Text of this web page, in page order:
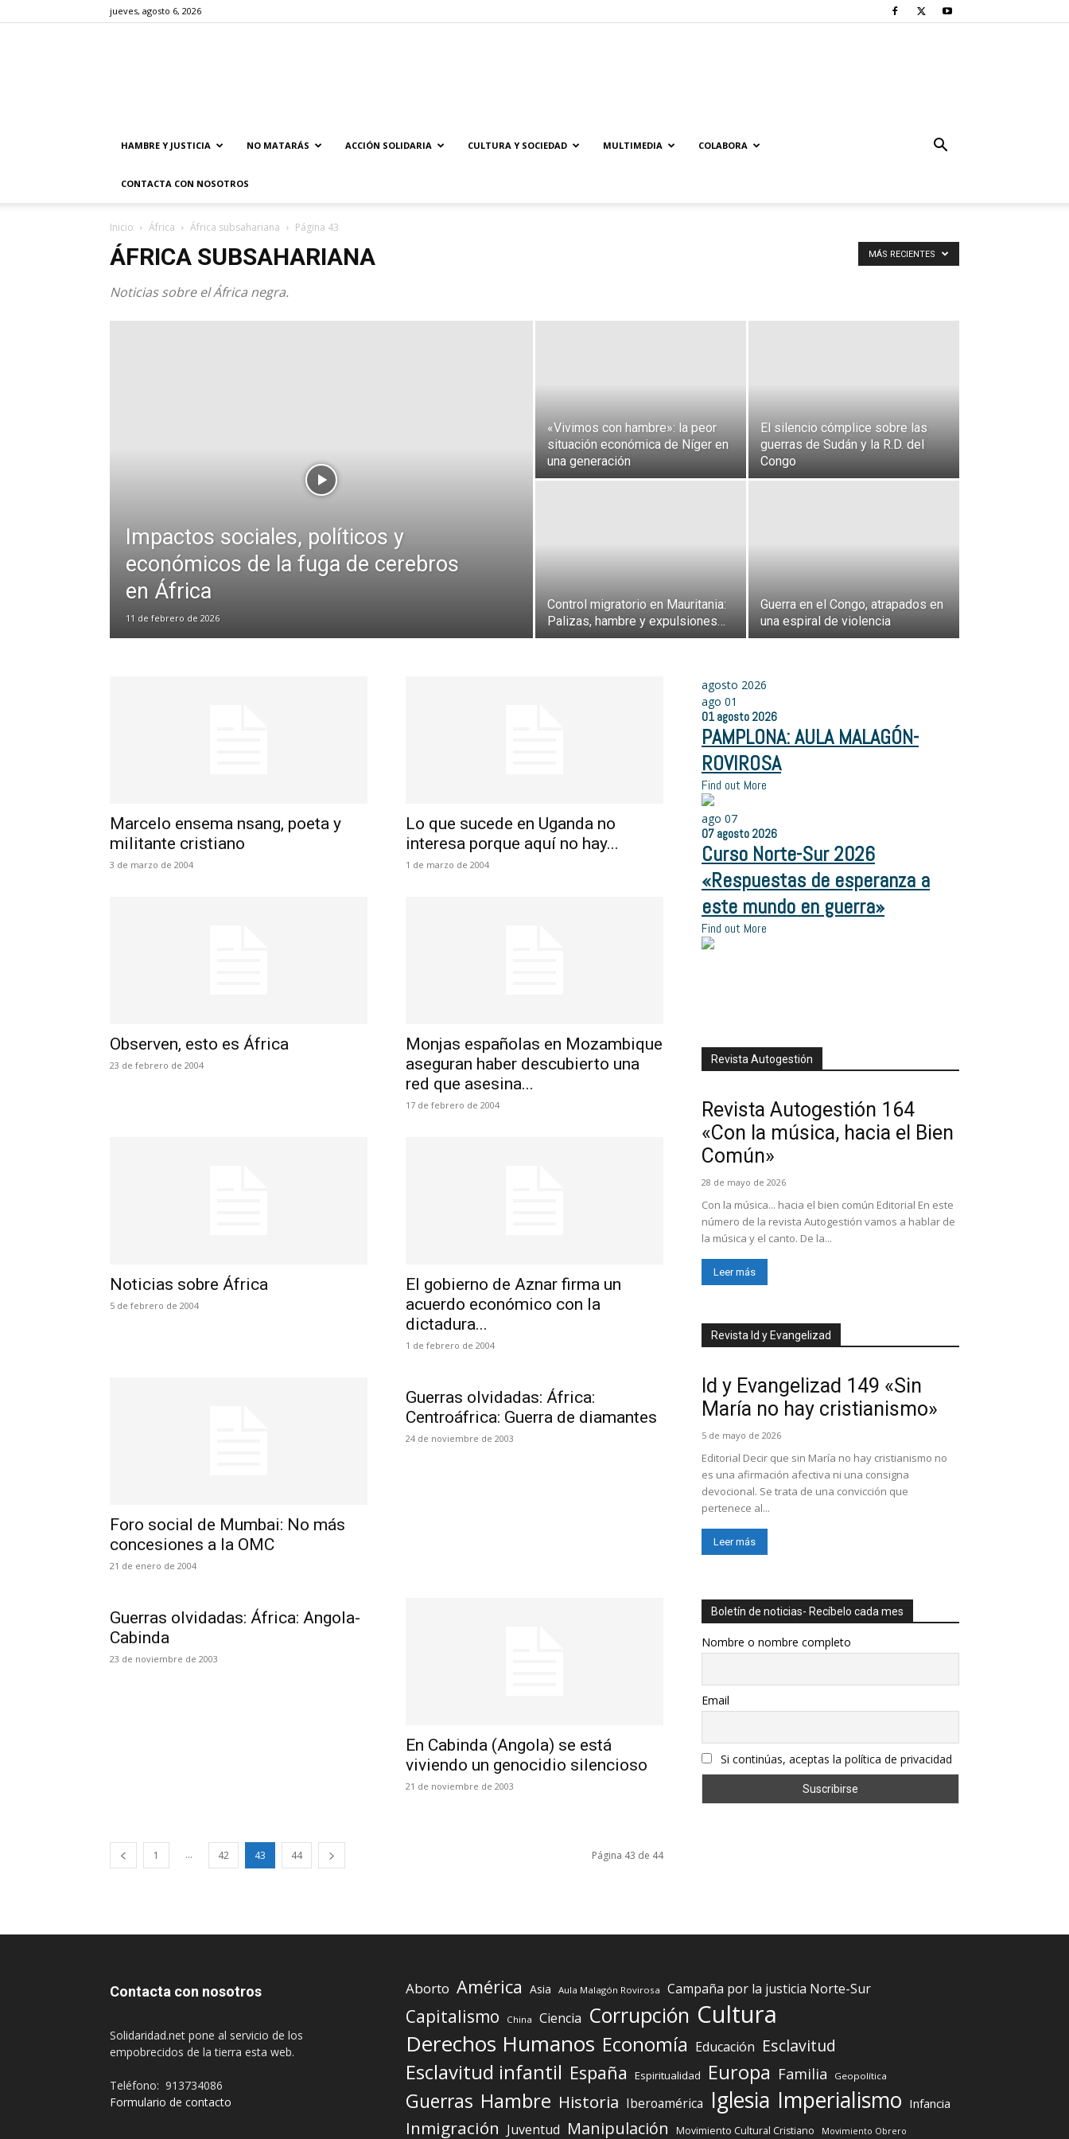
jueves, agosto 6, 2026
HAMBRE Y JUSTICIA NO MATARÁS ACCIÓN SOLIDARIA CULTURA Y SOCIEDAD MULTIMEDIA COLABORA
CONTACTA CON NOSOTROS
Inicio África África subsahariana Página 43
ÁFRICA SUBSAHARIANA
Noticias sobre el África negra.
MÁS RECIENTES
Impactos sociales, políticos y
económicos de la fuga de cerebros
en África
11 de febrero de 2026
«Vivimos con hambre»: la peor
situación económica de Níger en
una generación
El silencio cómplice sobre las
guerras de Sudán y la R.D. del
Congo
Control migratorio en Mauritania:
Palizas, hambre y expulsiones…
Guerra en el Congo, atrapados en
una espiral de violencia
Marcelo ensema nsang, poeta y
militante cristiano
3 de marzo de 2004
Lo que sucede en Uganda no
interesa porque aquí no hay...
1 de marzo de 2004
Observen, esto es África
23 de febrero de 2004
Monjas españolas en Mozambique
aseguran haber descubierto una
red que asesina...
17 de febrero de 2004
Noticias sobre África
5 de febrero de 2004
El gobierno de Aznar firma un
acuerdo económico con la
dictadura...
1 de febrero de 2004
Foro social de Mumbai: No más
concesiones a la OMC
21 de enero de 2004
Guerras olvidadas: África:
Centroáfrica: Guerra de diamantes
24 de noviembre de 2003
Guerras olvidadas: África: Angola-
Cabinda
23 de noviembre de 2003
En Cabinda (Angola) se está
viviendo un genocidio silencioso
21 de noviembre de 2003
1 ... 42 43 44 Página 43 de 44
agosto 2026
ago 01
01 agosto 2026
PAMPLONA: AULA MALAGÓN-
ROVIROSA
Find out More
ago 07
07 agosto 2026
Curso Norte-Sur 2026
«Respuestas de esperanza a
este mundo en guerra»
Find out More
Revista Autogestión
Revista Autogestión 164
«Con la música, hacia el Bien
Común»
28 de mayo de 2026
Con la música... hacia el bien común Editorial En este
número de la revista Autogestión vamos a hablar de
la música y el canto. De la...
Leer más
Revista Id y Evangelizad
Id y Evangelizad 149 «Sin
María no hay cristianismo»
5 de mayo de 2026
Editorial Decir que sin María no hay cristianismo no
es una afirmación afectiva ni una consigna
devocional. Se trata de una convicción que
pertenece al...
Leer más
Boletín de noticias- Recíbelo cada mes
Nombre o nombre completo
Email
Si continúas, aceptas la política de privacidad
Contacta con nosotros
Solidaridad.net pone al servicio de los
empobrecidos de la tierra esta web.
Teléfono: 913734086
Formulario de contacto
Aborto América Asia Aula Malagón Rovirosa Campaña por la justicia Norte-Sur
Capitalismo China Ciencia Corrupción Cultura
Derechos Humanos Economía Educación Esclavitud
Esclavitud infantil España Espiritualidad Europa Familia Geopolítica
Guerras Hambre Historia Iberoamérica Iglesia Imperialismo Infancia
Inmigración Juventud Manipulación Movimiento Cultural Cristiano Movimiento Obrero